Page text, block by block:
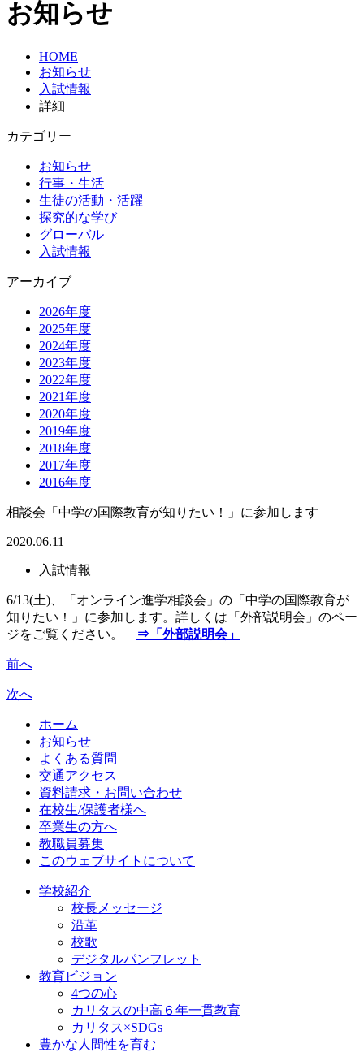
お知らせ
HOME
お知らせ
入試情報
詳細
カテゴリー
お知らせ
行事・生活
生徒の活動・活躍
探究的な学び
グローバル
入試情報
アーカイブ
2026年度
2025年度
2024年度
2023年度
2022年度
2021年度
2020年度
2019年度
2018年度
2017年度
2016年度
相談会「中学の国際教育が知りたい！」に参加します
2020.06.11
入試情報
6/13(土)、「オンライン進学相談会」の「中学の国際教育が
知りたい！」に参加します。詳しくは「外部説明会」のペー
ジをご覧ください。
⇒「外部説明会」
前へ
次へ
ホーム
お知らせ
よくある質問
交通アクセス
資料請求・お問い合わせ
在校生/保護者様へ
卒業生の方へ
教職員募集
このウェブサイトについて
学校紹介
校長メッセージ
沿革
校歌
デジタルパンフレット
教育ビジョン
4つの心
カリタスの中高６年一貫教育
カリタス×SDGs
豊かな人間性を育む